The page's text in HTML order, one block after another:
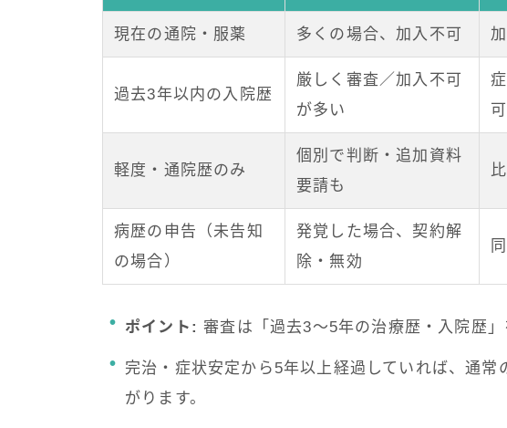
現在の通院・服薬 多くの場合、加入不可
過去3年以内の入院歴
厳しく審査／加入不可
が多い
軽度・通院歴のみ
個別で判断・追加資料
要請も
病歴の申告（未告知
の場合）
発覚した場合、契約解
除・無効
ポイント: 審査は「過去3～5年の治療歴・入院歴」
完治・症状安定から5年以上経過していれば、通
がります。